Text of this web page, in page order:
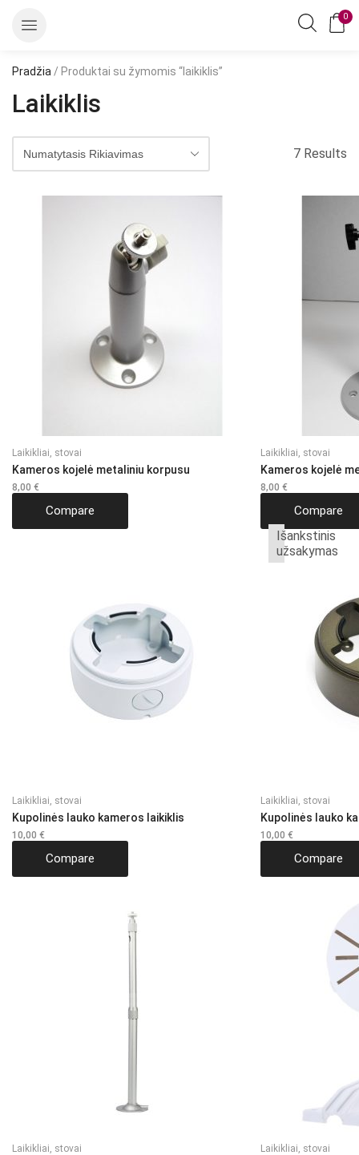
0
Pradžia / Produktai su žymomis “laikiklis”
Laikiklis
7 Results
Laikikliai, stovai
Kameros kojelė metaliniu korpusu
8,00 €
Compare
Laikikliai, stovai
Kameros kojelė
8,00 €
Compare
Laikikliai, stovai
Kupolinės lauko kameros laikiklis
10,00 €
Compare
Išankstinis
užsakymas
Laikikliai, stovai
Kupolinės lauko
10,00 €
Compare
Laikikliai, stovai Laikikliai, stovai